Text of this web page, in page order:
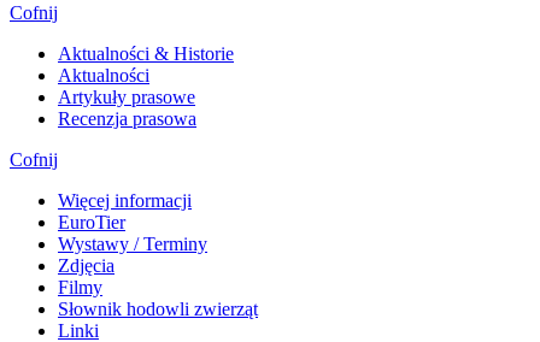
Cofnij
Aktualności & Historie
Aktualności
Artykuły prasowe
Recenzja prasowa
Cofnij
Więcej informacji
EuroTier
Wystawy / Terminy
Zdjęcia
Filmy
Słownik hodowli zwierząt
Linki